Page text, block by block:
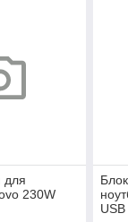
для
230W
USB